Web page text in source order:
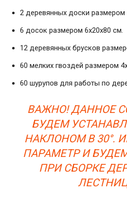
2 деревянных доски размером
6 досок размером 6х20х80 см.
12 деревянных брусков
60 мелких гвоздей размером
60 шурупов для работы по
ВАЖНО! ДАННОЕ
БУДЕМ
НАКЛОНОМ В 30°.
ПАРАМЕТР И
ПРИ СБОРКЕ